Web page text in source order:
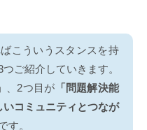
こういうスタンスを持
ご紹介していきます。
、2つ目が 「問題解決能
いコミュニティとつなが
す。